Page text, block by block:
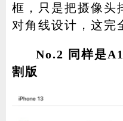
框，只是把摄像头
对角线设计，这完
No.2 同样是
割版